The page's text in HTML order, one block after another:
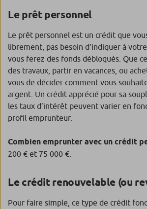
Le prêt personnel
Le prêt personnel est un crédit que
librement, pas besoin d’indiquer à
vous ferez des fonds débloqués. Que
des travaux, partir en vacances, ou
vous de décider comment vous
argent. Un crédit apprécié pour sa
les taux d’intérêt peuvent varier en
profil emprunteur.
Combien emprunter avec un crédit
200 € et 75 000 €.
Le crédit renouvelable (ou
Pour faire simple, ce type de crédit